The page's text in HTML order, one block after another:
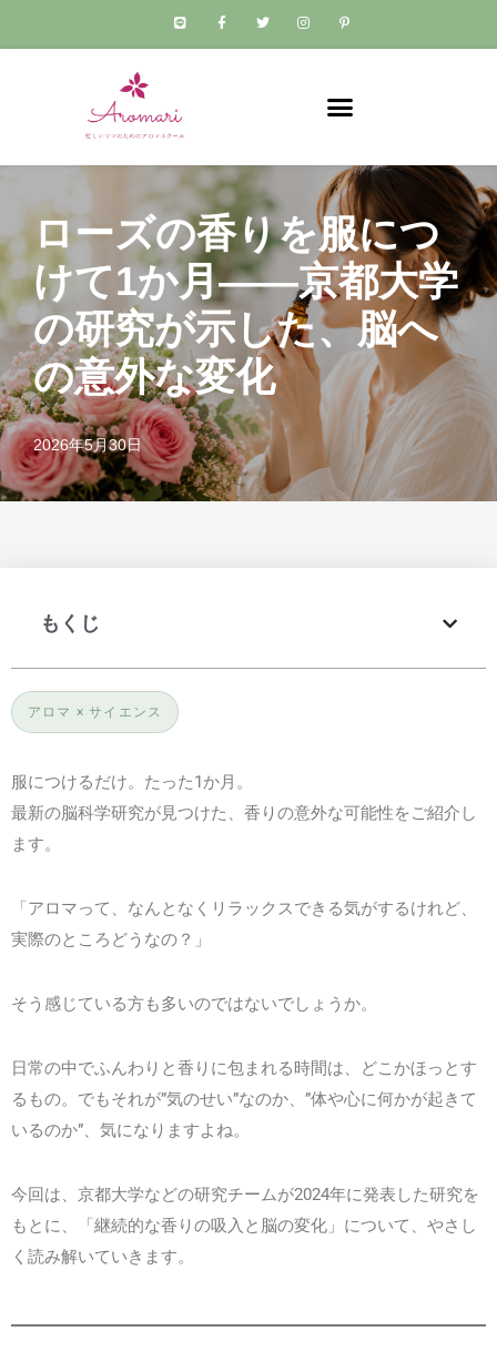
ツ
ッ
プ
ローズの香りを服につ
けて1か月——京都大学
の研究が示した、脳へ
の意外な変化
2026年5月30日
もくじ
アロマ × サイエンス
服につけるだけ。たった1か月。
最新の脳科学研究が見つけた、香りの意外な可能性をご紹介し
ます。
「アロマって、なんとなくリラックスできる気がするけれど、
実際のところどうなの？」
そう感じている方も多いのではないでしょうか。
日常の中でふんわりと香りに包まれる時間は、どこかほっとす
るもの。でもそれが”気のせい”なのか、”体や心に何かが起きて
いるのか”、気になりますよね。
今回は、京都大学などの研究チームが2024年に発表した研究を
もとに、「継続的な香りの吸入と脳の変化」について、やさし
く読み解いていきます。